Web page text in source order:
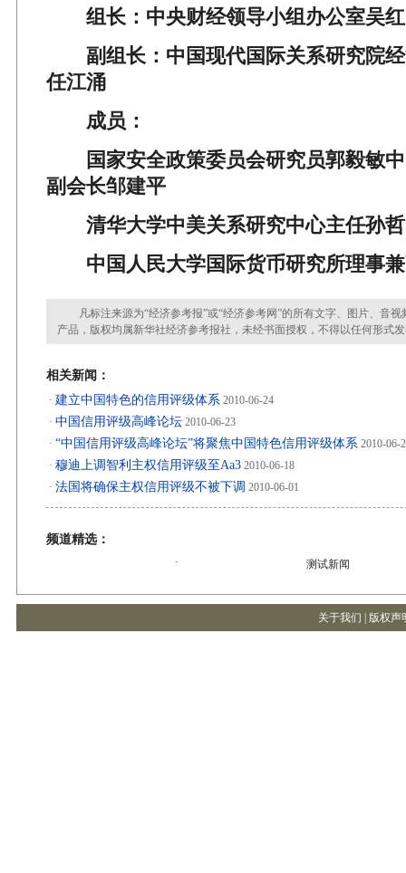
组长：中央财经领导小组办公室吴红
副组长：中国现代国际关系研究院经
任江涌
成员：
国家安全政策委员会研究员郭毅敏中
副会长邹建平
清华大学中美关系研究中心主任孙哲
中国人民大学国际货币研究所理事兼
凡标注来源为“经济参考报”或“经济参考网”的所有文字、图片、音视
产品，版权均属新华社经济参考报社，未经书面授权，不得以任何形式
相关新闻：
· 建立中国特色的信用评级体系 2010-06-24
· 中国信用评级高峰论坛 2010-06-23
· “中国信用评级高峰论坛”将聚焦中国特色信用评级体系 2010-06-
· 穆迪上调智利主权信用评级至Aa3 2010-06-18
· 法国将确保主权信用评级不被下调 2010-06-01
频道精选：
· 测试新闻